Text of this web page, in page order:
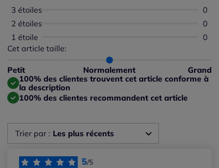
3 étoiles
0
2 étoiles
0
1 étoile
0
Cet article taille:
Petit Normalement Grand
Répartition du taillant selon les avis clients
Taille normalement : 100%
Taille grand : 0%
100% des clientes trouvent cet article conforme à
la description
100% des clientes recommandent cet article
Trier par : Les plus récents
Les plus récents 5/5